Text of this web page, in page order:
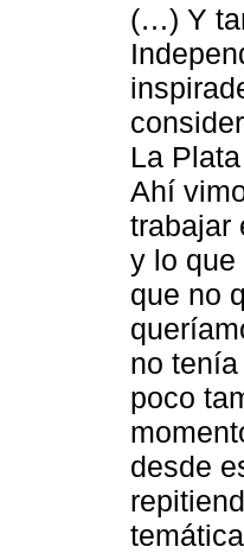
(…) Y
La
Ahí
trabajar
y lo que
que no
no
poco
desde